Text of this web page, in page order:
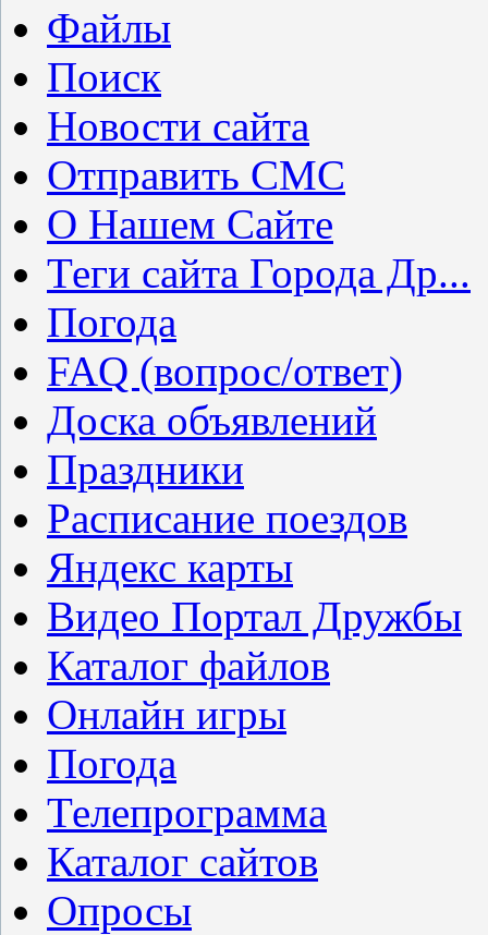
Файлы
Поиск
Новости сайта
Отправить СМС
О Нашем Сайте
Теги сайта Города Др...
Погода
FAQ (вопрос/ответ)
Доска объявлений
Праздники
Расписание поездов
Яндекс карты
Видео Портал Дружбы
Каталог файлов
Онлайн игры
Погода
Телепрограмма
Каталог сайтов
Опросы